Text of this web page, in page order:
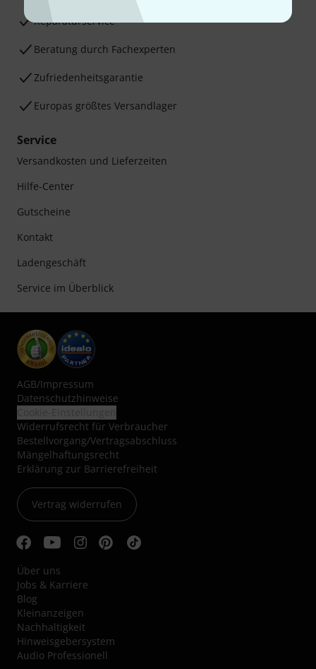
Reparaturservice
Beratung durch Fachexperten
Zufriedenheitsgarantie
Europas größtes Versandlager
Service
Versandkosten und Lieferzeiten
Hilfe-Center
Gutscheine
Kontakt
Ladengeschäft
Service im Überblick
AGB/Impressum
Datenschutzhinweise
Widerrufsrecht für Verbraucher
Bestellvorgang/Vertragsabschluss
Mängelhaftungsrecht
Erklärung zur Barrierefreiheit
Vertrag widerrufen
Über uns
Jobs & Karriere
Blog
Kleinanzeigen
Nachhaltigkeit
Hinweisgebersystem
Audio Professionell